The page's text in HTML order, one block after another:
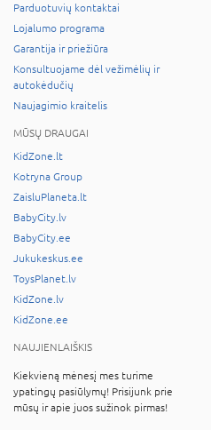
Parduotuvių kontaktai
Lojalumo programa
Garantija ir priežiūra
Konsultuojame dėl vežimėlių ir
autokėdučių
Naujagimio kraitelis
MŪSŲ DRAUGAI
KidZone.lt
Kotryna Group
ZaisluPlaneta.lt
BabyCity.lv
BabyCity.ee
Jukukeskus.ee
ToysPlanet.lv
KidZone.lv
KidZone.ee
NAUJIENLAIŠKIS
Kiekvieną mėnesį mes turime
ypatingų pasiūlymų! Prisijunk prie
mūsų ir apie juos sužinok pirmas!